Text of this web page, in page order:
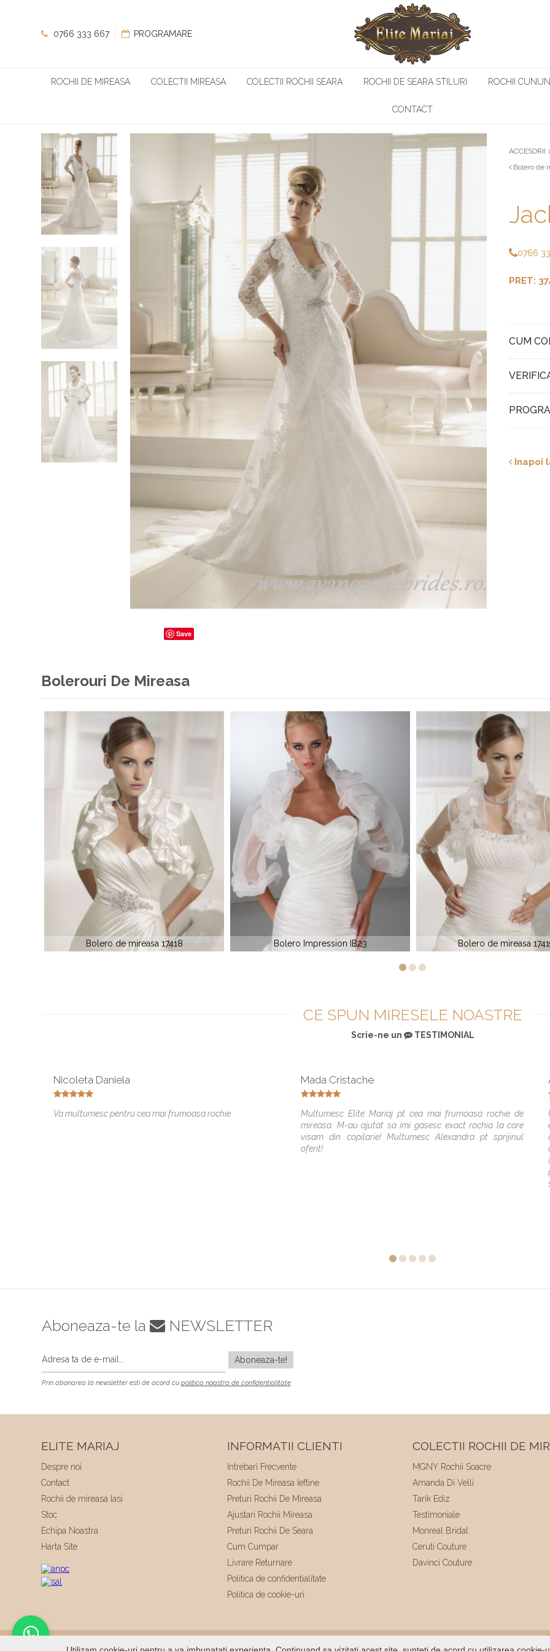
0766 333 667 PROGRAMARE
ROCHII DE MIREASA COLECTII MIREASA COLECTII ROCHII SEARA ROCHII DE SEARA STILURI ROCHII
CONTACT
ACCESORII
Bolero de
0766
PRET:
CUM
Inapoi
Save
Bolerouri De Mireasa
Bolero Impression IB23 Bolero de mireasa 17419 Bolero de mireasa
CE SPUN MIRESELE NOASTRE
Scrie-ne un TESTIMONIAL
Nicoleta Daniela
Va multumesc pentru cea mai frumoasa rochie
Mada Cristache
Multumesc Elite Mariaj pt cea mai frumoasa rochie de
mireasa. M-au ajutat sa imi gasesc exact rochia la care
visam din copilarie! Multumesc Alexandra pt sprijinul
oferit!
Aboneaza-te la NEWSLETTER
Prin abonarea la newsletter esti de acord cu politica noastra de confidentialitate
ELITE MARIAJ
Despre noi
Contact
Rochii de mireasa Iasi
Stoc
Echipa Noastra
Harta Site
INFORMATII CLIENTI
Intrebari Frecvente
Rochii De Mireasa Ieftine
Preturi Rochii De Mireasa
Ajustari Rochii Mireasa
Preturi Rochii De Seara
Cum Cumpar
Livrare Returnare
Politica de confidentialitate
Politica de cookie-uri
COLECTII ROCHII DE
MGNY Rochii Soacre
Amanda Di Velli
Tarik Ediz
Testimoniale
Monreal Bridal
Ceruti Couture
Davinci Couture
© 2026Elite Mariaj | Toate drepturile rezervate | Dezvoltat deVoitin.com